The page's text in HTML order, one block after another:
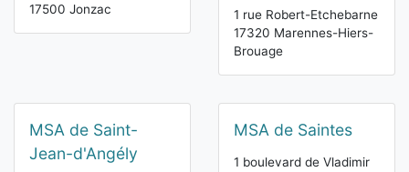
17500 Jonzac
1 rue Robert-Etchebarne
17320 Marennes-Hiers-
Brouage
MSA de Saint-
Jean-d'Angély
MSA de Saintes
1 boulevard de Vladimir